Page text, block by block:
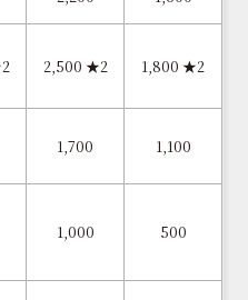
2,500 ★2 1,800 ★2
1,700 1,100
1,000 500